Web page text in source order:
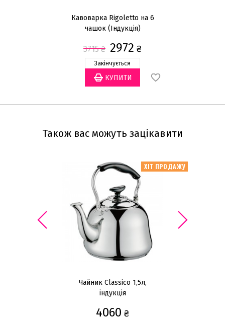
Кавоварка Rigoletto на 6
чашок (Індукція)
3715₴ 2972 ₴
Закінчується
Також вас можуть зацікавити
ХІТ ПРОДАЖУ
Чайник Classico 1,5л,
індукція
4060 ₴